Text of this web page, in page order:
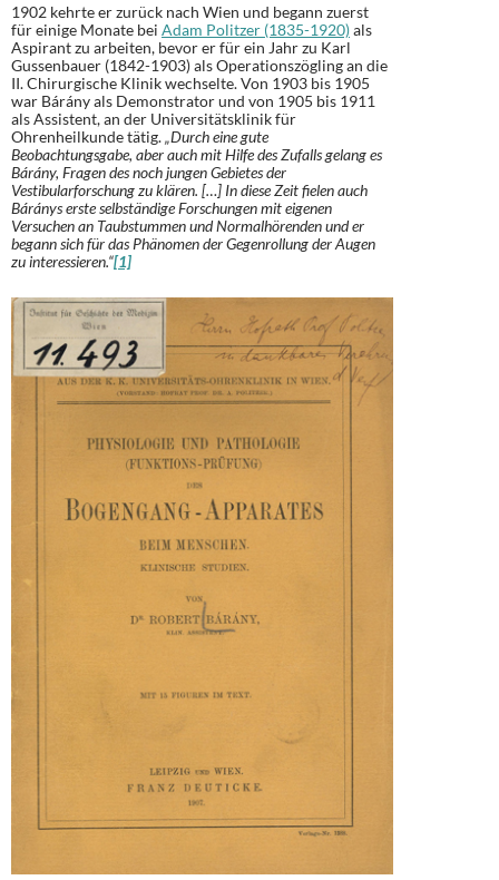
1902 kehrte er zurück nach Wien und begann zuerst
für einige Monate bei Adam Politzer (1835-1920)als
Aspirant zu arbeiten, bevor er für ein Jahr zu Karl
Gussenbauer (1842-1903) als Operationszögling an die
II. Chirurgische Klinik wechselte. Von 1903 bis 1905
war Bárány als Demonstrator und von 1905 bis 1911
als Assistent, an der Universitätsklinik für
Ohrenheilkunde tätig.„Durch eine gute
Beobachtungsgabe, aber auch mit Hilfe des Zufalls gelang es
Bárány, Fragen des noch jungen Gebietes der
Vestibularforschung zu klären. […] In diese Zeit fielen auch
Báránys erste selbständige Forschungen mit eigenen
Versuchen an Taubstummen und Normalhörenden und er
begann sich für das Phänomen der Gegenrollung der Augen
zu interessieren.“[1]